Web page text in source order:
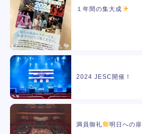
１年間の集大成
2024 JESC開催！
満員御礼 明日への扉